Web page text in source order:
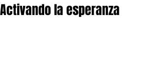
Activando la esperanza